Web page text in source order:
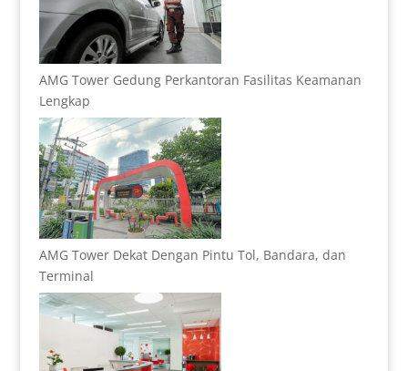
AMG Tower Gedung Perkantoran Fasilitas Keamanan
Lengkap
AMG Tower Dekat Dengan Pintu Tol, Bandara, dan
Terminal